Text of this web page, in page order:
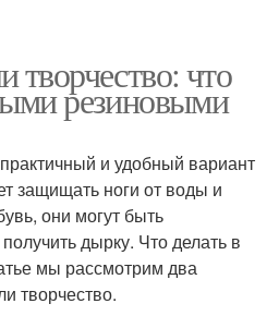
творчество: что
резиновыми
и удобный вариант
защищать ноги от воды и
они могут быть
дырку. Что делать в
мы рассмотрим два
творчество.